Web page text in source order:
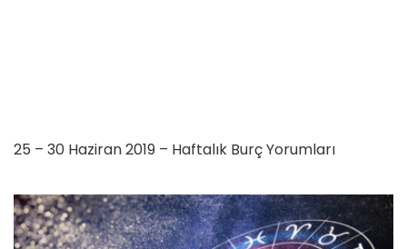
25 – 30 Haziran 2019 – Haftalık Burç Yorumları